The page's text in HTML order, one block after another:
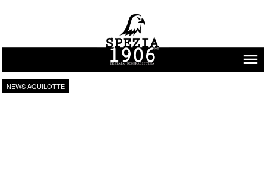
Vai al contenuto
NEWS AQUILOTTE